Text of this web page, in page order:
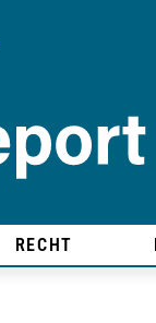
RECHT